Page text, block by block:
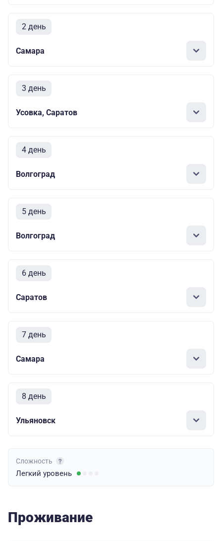
2 день
Самара
3 день
Усовка, Саратов
4 день
Волгоград
5 день
Волгоград
6 день
Саратов
7 день
Самара
8 день
Ульяновск
Сложность
Легкий уровень
Проживание